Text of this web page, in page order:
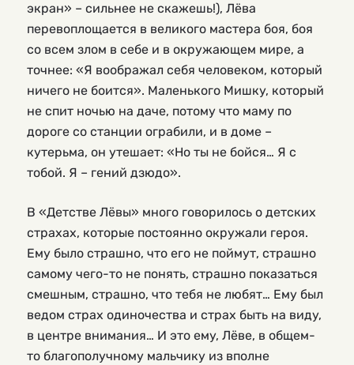
экран» – сильнее не скажешь!), Лёва
перевоплощается в великого мастера боя, боя
со всем злом в себе и в окружающем мире, а
точнее: «Я воображал себя человеком, который
ничего не боится». Маленького Мишку, который
не спит ночью на даче, потому что маму по
дороге со станции ограбили, и в доме –
кутерьма, он утешает: «Но ты не бойся… Я с
тобой. Я – гений дзюдо».
В «Детстве Лёвы» много говорилось о детских
страхах, которые постоянно окружали героя.
Ему было страшно, что его не поймут, страшно
самому чего-то не понять, страшно показаться
смешным, страшно, что тебя не любят… Ему был
ведом страх одиночества и страх быть на виду,
в центре внимания… И это ему, Лёве, в общем-
то благополучному мальчику из вполне